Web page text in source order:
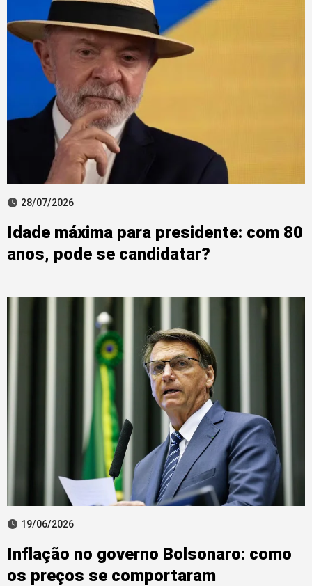
28/07/2026
Idade máxima para presidente: com 80
anos, pode se candidatar?
19/06/2026
Inflação no governo Bolsonaro: como
os preços se comportaram